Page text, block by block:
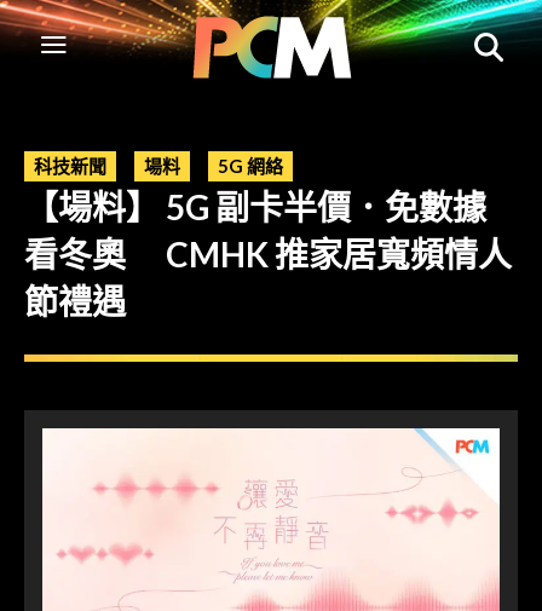
科技新聞 場料 5G 網絡
【場料】 5G 副卡半價．免數據
看冬奧 CMHK 推家居寬頻情人
節禮遇